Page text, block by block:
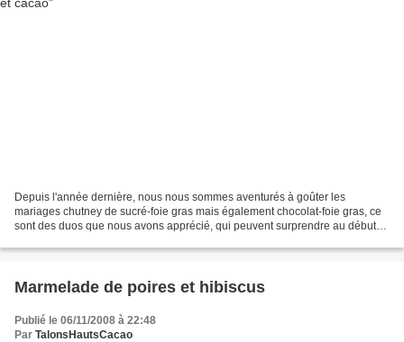
Depuis l'année dernière, nous nous sommes aventurés à goûter les
mariages chutney de sucré-foie gras mais également chocolat-foie gras, ce
sont des duos que nous avons apprécié, qui peuvent surprendre au début
Marmelade de poires et hibiscus
Publié le 06/11/2008 à 22:48
Par TalonsHautsCacao